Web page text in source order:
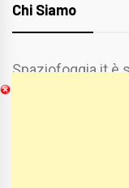
Chi Siamo
Spaziofoggia.it è